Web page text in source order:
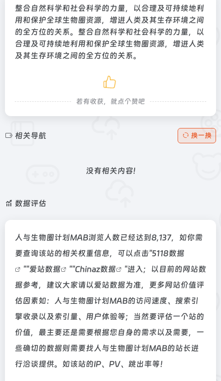
整合自然科学和社会科学的力量，以合理及可持续地利
用和保护全球生物圈资源，增进人类及其生存环境之间
的全方位的关系。整合自然科学和社会科学的力量，以
合理及可持续地利用和保护全球生物圈资源，增进人类
及其生存环境之间的全方位的关系。
若有收获，就点个赞吧
相关导航 换一换
没有相关内容!
数据评估
人与生物圈计划MAB浏览人数已经达到8,137，如你需
要查询该站的相关权重信息，可以点击"5118数据
""爱站数据 ""Chinaz数据
"进入；以目前的网站数
据参考，建议大家请以爱站数据为准，更多网站价值评
估因素如：人与生物圈计划MAB的访问速度、搜索引
擎收录以及索引量、用户体验等；当然要评估一个站的
价值，最主要还是需要根据您自身的需求以及需要，一
些确切的数据则需要找人与生物圈计划MAB的站长进
行洽谈提供。如该站的IP、PV、跳出率等！